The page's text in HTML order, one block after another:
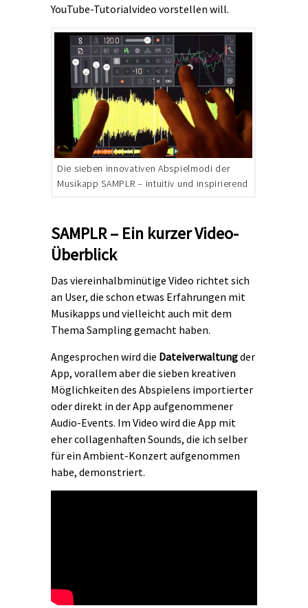
YouTube-Tutorialvideo vorstellen will.
Die sieben innovativen Abspielmodi der
Musikapp SAMPLR – intuitiv und inspirierend
SAMPLR – Ein kurzer Video-
Überblick
Das viereinhalbminütige Video richtet sich
an User, die schon etwas Erfahrungen mit
Musikapps und vielleicht auch mit dem
Thema Sampling gemacht haben.
Angesprochen wird die Dateiverwaltungder
App, vorallem aber die sieben kreativen
Möglichkeiten des Abspielens importierter
oder direkt in der App aufgenommener
Audio-Events. Im Video wird die App mit
eher collagenhaften Sounds, die ich selber
für ein Ambient-Konzert aufgenommen
habe, demonstriert.